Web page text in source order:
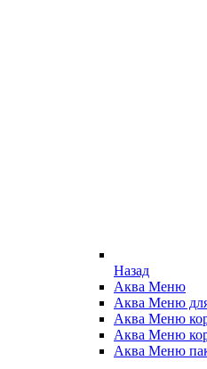
Назад
Аква Меню
Аква Меню
Аква Меню
Аква Меню
Аква Меню